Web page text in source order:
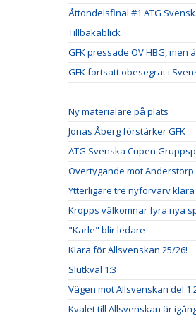
Åttondelsfinal #1 ATG
Tillbakablick
GFK pressade OV HBG,
GFK fortsatt obesegrat i
Ny materialare på plats
Jonas Åberg förstärker GFK
ATG Svenska Cupen
Övertygande mot Anderstorp
Ytterligare tre nyförvärv
Kropps välkomnar fyra nya
"Karle" blir ledare
Klara för Allsvenskan 25/26!
Slutkval 1:3
Vägen mot Allsvenskan del
Kvalet till Allsvenskan är